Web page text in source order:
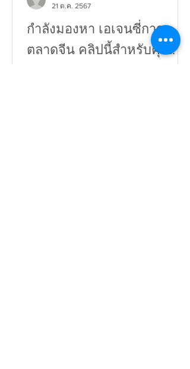
กำลังมองหา เอเจนซี่การ
ตลาดจีน คลิปนี้สำหรับคุณ!
21 ต.ค. 2567